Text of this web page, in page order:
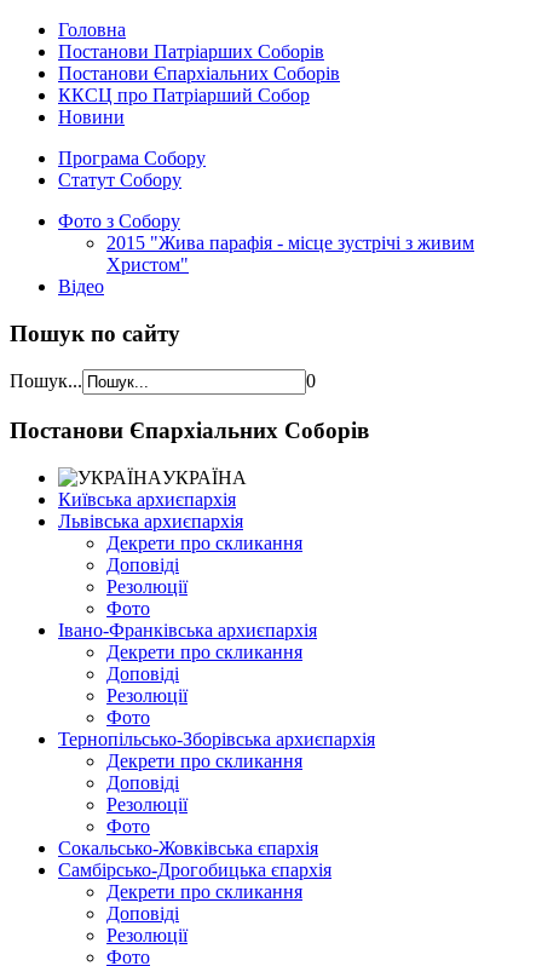
Головна
Постанови Патріарших Соборів
Постанови Єпархіальних Соборів
ККСЦ про Патріарший Собор
Новини
Програма Собору
Статут Собору
Фото з Собору
2015 "Жива парафія - місце зустрічі з живим
Христом"
Відео
Пошук по сайту
Пошук... 0
Постанови Єпархіальних Соборів
УКРАЇНА
Київська архиєпархія
Львівська архиєпархія
Декрети про скликання
Доповіді
Резолюції
Фото
Івано-Франківська архиєпархія
Декрети про скликання
Доповіді
Резолюції
Фото
Тернопільсько-Зборівська архиєпархія
Декрети про скликання
Доповіді
Резолюції
Фото
Сокальсько-Жовківська єпархія
Самбірсько-Дрогобицька єпархія
Декрети про скликання
Доповіді
Резолюції
Фото